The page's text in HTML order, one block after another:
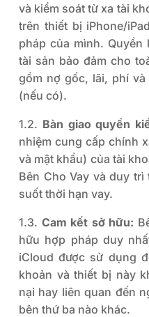
và kiểm soát từ xa tài
trên thiết bị iPhone/
pháp của mình. Quyền
tài sản bảo đảm cho
gồm nợ gốc, lãi, phí
(nếu có).
1.2. Bàn giao quyền
nhiệm cung cấp chính
và mật khẩu) của tài
Bên Cho Vay và duy
suốt thời hạn vay.
1.3. Cam kết sở hữu:
hữu hợp pháp duy
iCloud được sử dụng
khoản và thiết bị này
nại hay liên quan đến
bên thứ ba nào khác.